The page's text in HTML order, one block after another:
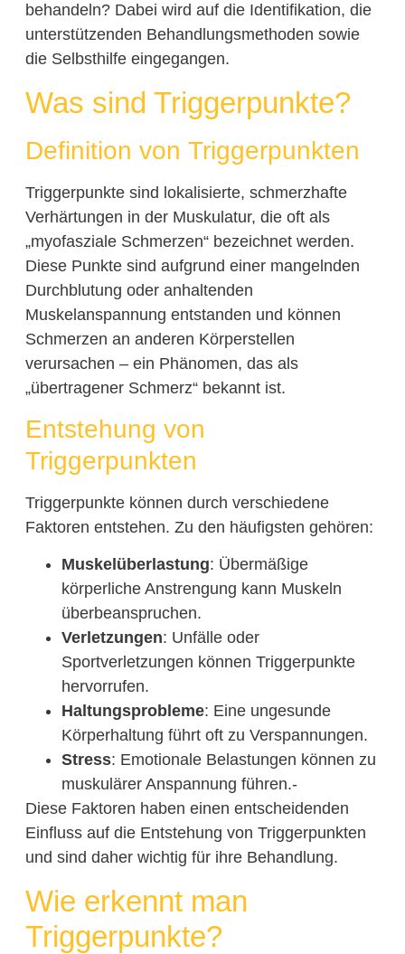
behandeln? Dabei wird auf die Identifikation, die
unterstützenden Behandlungsmethoden sowie
die Selbsthilfe eingegangen.
Was sind Triggerpunkte?
Definition von Triggerpunkten
Triggerpunkte sind lokalisierte, schmerzhafte
Verhärtungen in der Muskulatur, die oft als
„myofasziale Schmerzen“ bezeichnet werden.
Diese Punkte sind aufgrund einer mangelnden
Durchblutung oder anhaltenden
Muskelanspannung entstanden und können
Schmerzen an anderen Körperstellen
verursachen – ein Phänomen, das als
„übertragener Schmerz“ bekannt ist.
Entstehung von
Triggerpunkten
Triggerpunkte können durch verschiedene
Faktoren entstehen. Zu den häufigsten gehören:
Muskelüberlastung: Übermäßige
körperliche Anstrengung kann Muskeln
überbeanspruchen.
Verletzungen: Unfälle oder
Sportverletzungen können Triggerpunkte
hervorrufen.
Haltungsprobleme: Eine ungesunde
Körperhaltung führt oft zu Verspannungen.
Stress: Emotionale Belastungen können zu
muskulärer Anspannung führen.-
Diese Faktoren haben einen entscheidenden
Einfluss auf die Entstehung von Triggerpunkten
und sind daher wichtig für ihre Behandlung.
Wie erkennt man
Triggerpunkte?